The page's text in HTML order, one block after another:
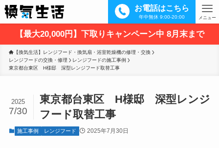
お電話はこちら
年中無休 9:00-20:00 メニュー
【最大20,000円】下取りキャンペーン中 8月末まで
【換気生活】レンジフード・換気扇・浴室乾燥機の修理・交換
レンジフードの交換・修理
レンジフードの施工事例
東京都台東区　H様邸　深型レンジフード取替工事
東京都台東区 H様邸 深型レンジ
フード取替工事
2025
7/30
施工事例 レンジフード 2025年7月30日